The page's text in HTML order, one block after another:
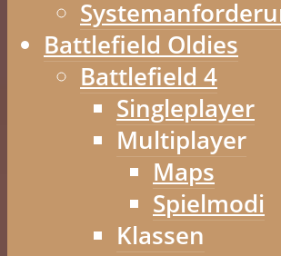
Battlefield Oldies
Battlefield 4
Singleplayer
Multiplayer
Maps
Spielmodi
Klassen